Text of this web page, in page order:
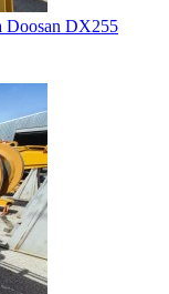
Doosan DX255